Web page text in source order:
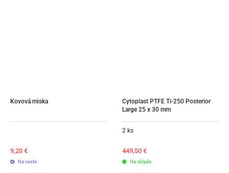
Kovová miska
9,20 €
Na ceste
Cytoplast PTFE Ti-250 Posterior
Large 25 x 30 mm
2 ks
449,50 €
Na sklade